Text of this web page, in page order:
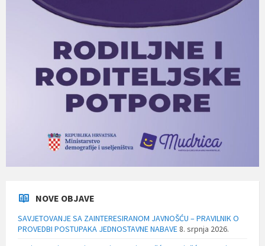
NOVE OBJAVE
SAVJETOVANJE SA ZAINTERESIRANOM JAVNOŠĆU – PRAVILNIK O
PROVEDBI POSTUPAKA JEDNOSTAVNE NABAVE8. srpnja 2026.